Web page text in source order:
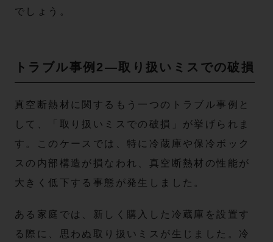
でしょう。
トラブル事例2—取り扱いミスでの破損
真空断熱材に関するもう一つのトラブル事例と
して、「取り扱いミスでの破損」が挙げられま
す。このケースでは、特に冷蔵庫や保冷ボック
スの内部構造が損なわれ、真空断熱材の性能が
大きく低下する事態が発生しました。
ある家庭では、新しく購入した冷蔵庫を設置す
る際に、思わぬ取り扱いミスが生じました。冷